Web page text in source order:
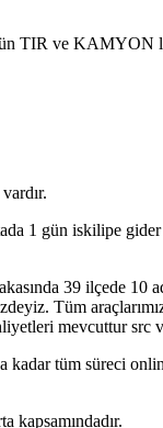
TIR ve KAMYON
1 gün iskilipe
39 ilçede
Tüm
mevcuttur
tüm süreci
kapsamındadır.